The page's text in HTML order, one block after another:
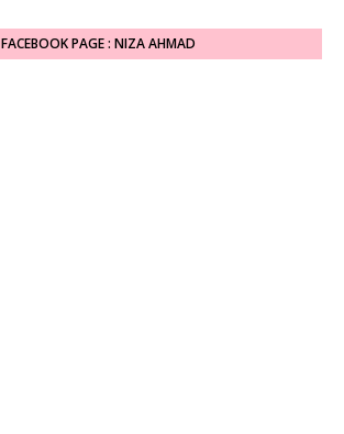
FACEBOOK PAGE : NIZA AHMAD